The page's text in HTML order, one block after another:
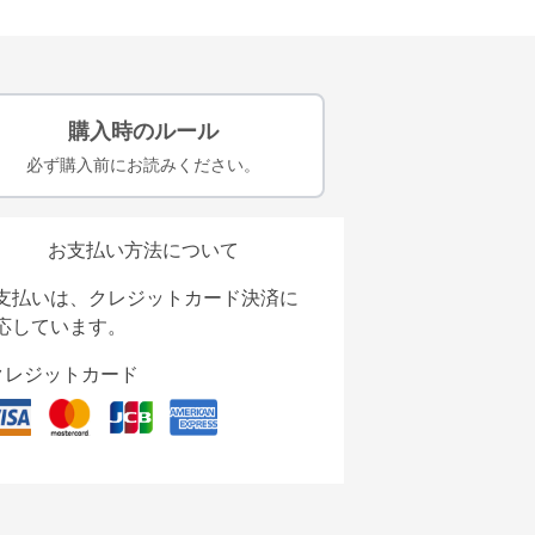
購入時のルール
必ず購入前にお読みください。
お支払い方法について
払いは、クレジットカード決済に
しています。
レジットカード